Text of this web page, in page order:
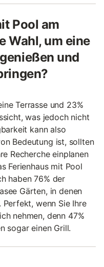
Pool am
Wahl, um eine
und
Terrasse und 23%
was jedoch nicht
kann also
Bedeutung ist, sollten
Recherche einplanen
Ferienhaus mit Pool
haben 76% der
Gärten, in denen
wenn Sie Ihre
nehmen, denn 47%
sogar einen Grill.